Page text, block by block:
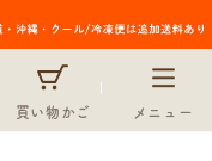
買い物かご メニュー